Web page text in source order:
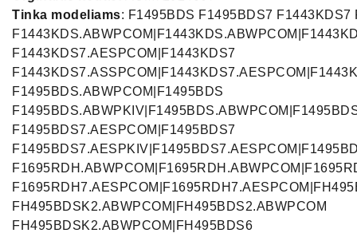
Tinka modeliams: F1495BDS F1495BDS7 F1443KDS7
F1443KDS7.AESPCOM|F1443KDS7
F1495BDS.ABWPCOM|F1495BDS
F1495BDS7.AESPCOM|F1495BDS7
FH495BDSK2.ABWPCOM|FH495BDS2.ABWPCOM
FH495BDSK2.ABWPCOM|FH495BDS6